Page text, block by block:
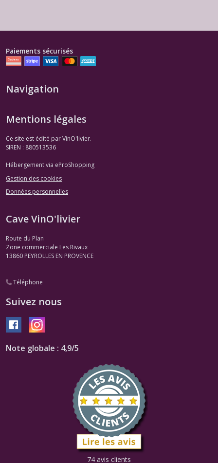
Paiements sécurisés
Navigation
Mentions légales
Ce site est édité par VinO'livier.
SIREN : 880513536
Hébergement via eProShopping
Gestion des cookies
Données personnelles
Cave VinO'livier
Route du Plan
Zone commerciale Les Rivaux
13860 PEYROLLES EN PROVENCE
Téléphone
Suivez nous
Note globale : 4,9/5
74 avis clients